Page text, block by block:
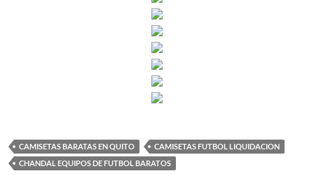
CAMISETAS BARATAS EN QUITO
CAMISETAS FUTBOL LIQUIDACION
CHANDAL EQUIPOS DE FUTBOL BARATOS